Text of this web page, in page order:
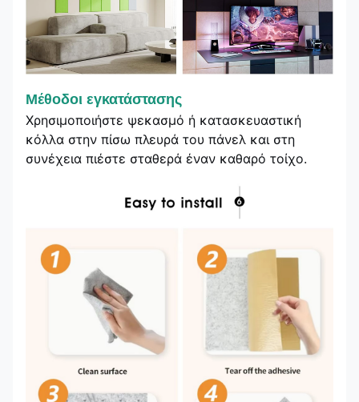
Μέθοδοι εγκατάστασης
Χρησιμοποιήστε ψεκασμό ή κατασκευαστική
κόλλα στην πίσω πλευρά του πάνελ και στη
συνέχεια πιέστε σταθερά έναν καθαρό τοίχο.